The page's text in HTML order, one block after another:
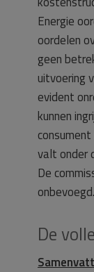
Energie
oordelen
geen
uitvoering
evident
kunnen
valt onder
De
onbevoegd.
De